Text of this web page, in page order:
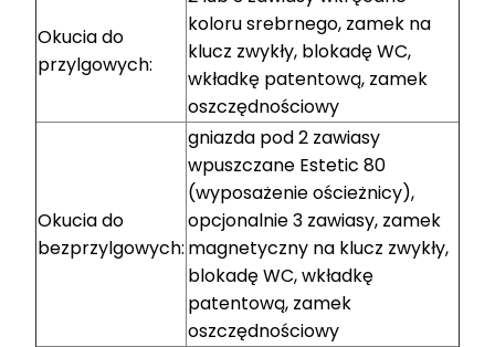
Okucia do
przylgowych:
koloru srebrnego, zamek na
klucz zwykły, blokadę WC,
wkładkę patentową, zamek
oszczędnościowy
Okucia do
bezprzylgowych:
gniazda pod 2 zawiasy
wpuszczane Estetic 80
(wyposażenie ościeżnicy),
opcjonalnie 3 zawiasy, zamek
magnetyczny na klucz zwykły,
blokadę WC, wkładkę
patentową, zamek
oszczędnościowy